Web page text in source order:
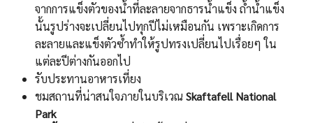
จากการแข็งตัวของน้ำที่ละลายจากธารน้ำแข็ง ถ้ำน้ำแข็ง
นั้นรูปร่างจะเปลี่ยนไปทุกปีไม่เหมือนกัน เพราะเกิดการ
ละลายและแข็งตัวซ้ำทำให้รูปทรงเปลี่ยนไปเรื่อยๆ ใน
แต่ละปีต่างกันออกไป
รับประทานอาหารเที่ยง
ชมสถานที่น่าสนใจภายในบริเวณ Skaftafell National
Park